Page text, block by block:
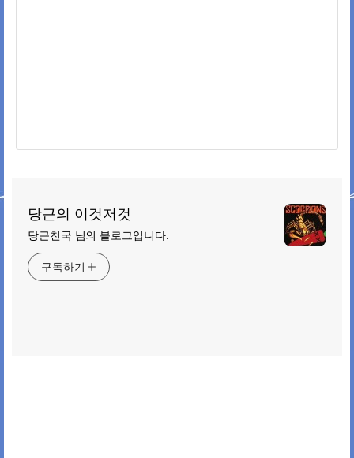
당근의 이것저것
당근천국 님의 블로그입니다.
구독하기